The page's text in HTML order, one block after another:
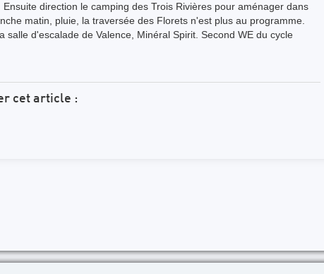
direction le camping des Trois Rivières pour aménager dans
matin, pluie, la traversée des Florets n'est plus au programme.
salle d'escalade de Valence, Minéral Spirit. Second WE du cycle
cet article :